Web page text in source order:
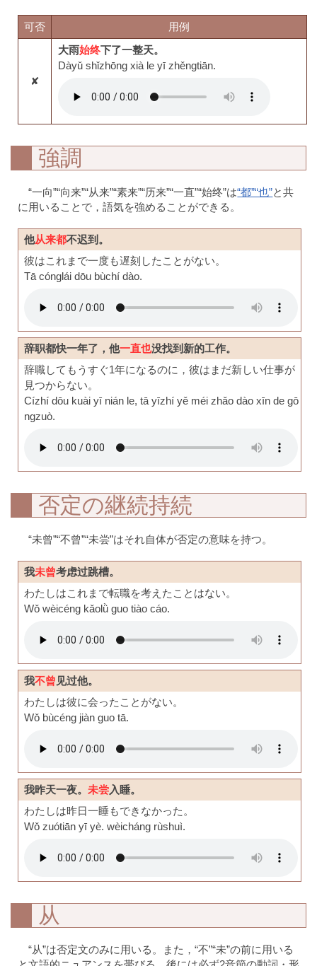
可否 用例
✘
大雨始终下了一整天。
Dàyǔ shǐzhōng xià le yī zhěngtiān.
強調
“一向”“向来”“从来”“素来”“历来”“一直”“始终”は“都”“也”と共
に用いることで，語気を強めることができる。
他从来都不迟到。
彼はこれまで一度も遅刻したことがない。
Tā cónglái dōu bùchí dào.
辞职都快一年了，他一直也没找到新的工作。
辞職してもうすぐ1年になるのに，彼はまだ新しい仕事が
見つからない。
Cízhí dōu kuài yī nián le, tā yīzhí yě méi zhǎo dào xīn de gō
ngzuò.
否定の継続持続
“未曾”“不曾”“未尝”はそれ自体が否定の意味を持つ。
我未曾考虑过跳槽。
わたしはこれまで転職を考えたことはない。
Wǒ wèicéng kǎolǜ guo tiào cáo.
我不曾 见过他。
わたしは彼に会ったことがない。
Wǒ bùcéng jiàn guo tā.
我昨天一夜。 未尝入睡。
わたしは昨日一睡もできなかった。
Wǒ zuótiān yī yè. wèicháng rùshuì.
从
“从”は否定文のみに用いる。また，“不”“未”の前に用いる